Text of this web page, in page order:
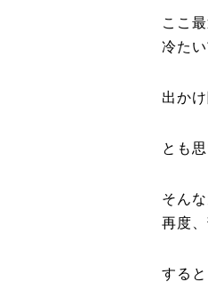
ここ
冷た
出か
とも
そん
再度
すると